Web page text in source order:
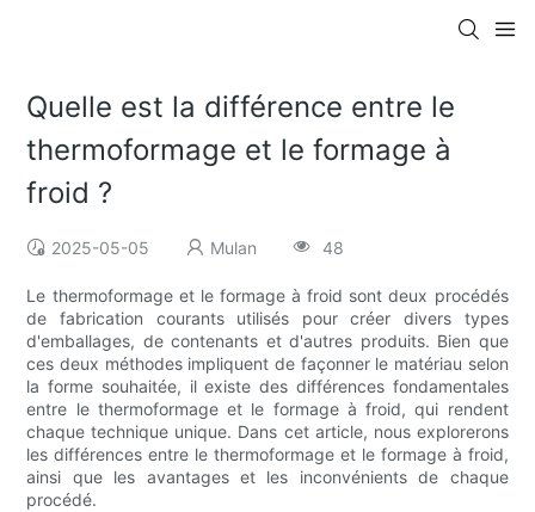
Quelle est la différence entre le
thermoformage et le formage à
froid ?
2025-05-05 Mulan 48
Le thermoformage et le formage à froid sont deux procédés
de fabrication courants utilisés pour créer divers types
d'emballages, de contenants et d'autres produits. Bien que
ces deux méthodes impliquent de façonner le matériau selon
la forme souhaitée, il existe des différences fondamentales
entre le thermoformage et le formage à froid, qui rendent
chaque technique unique. Dans cet article, nous explorerons
les différences entre le thermoformage et le formage à froid,
ainsi que les avantages et les inconvénients de chaque
procédé.